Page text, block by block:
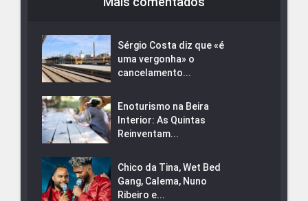
Sérgio Costa diz que «é
uma vergonha» o
cancelamento...
Enoturismo na Beira
Interior: As Quintas
Reinventam...
Chico da Tina, Wet Bed
Gang, Calema, Nuno
Ribeiro e...